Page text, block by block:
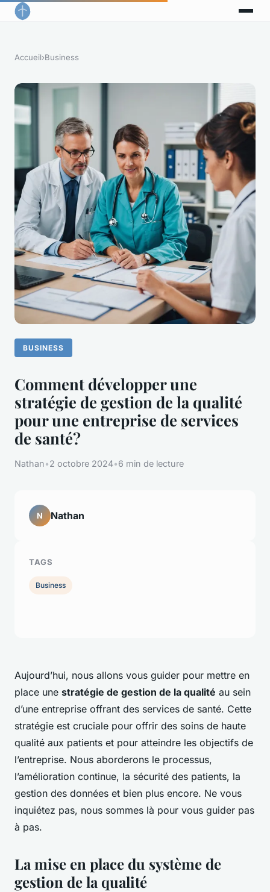
Accueil›Business
BUSINESS
Comment développer une
stratégie de gestion de la qualité
pour une entreprise de services
de santé?
Nathan•2 octobre 2024•6 min de lecture
Aujourd’hui, nous allons vous guider pour mettre en
place une stratégie de gestion de la qualité au sein
d’une entreprise offrant des services de santé. Cette
stratégie est cruciale pour offrir des soins de haute
qualité aux patients et pour atteindre les objectifs de
l’entreprise. Nous aborderons le processus,
l’amélioration continue, la sécurité des patients, la
gestion des données et bien plus encore. Ne vous
inquiétez pas, nous sommes là pour vous guider pas
à pas.
La mise en place du système de
gestion de la qualité
N Nathan
TAGS
Business